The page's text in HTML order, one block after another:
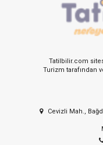
Tatilbilir.com
Turizm tarafından
Cevizli Mah.,